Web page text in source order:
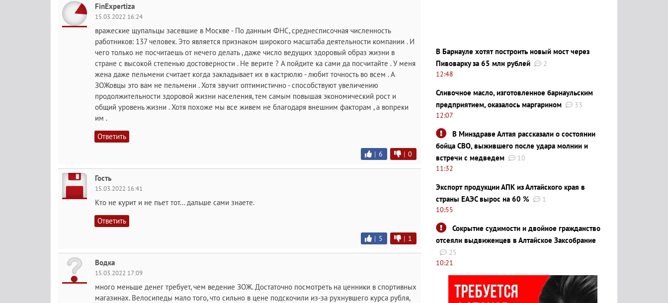
FinExpertiza
15.03.2022 16:24
вражеские щупальцы засевшие в Москве - По данным ФНС, среднесписочная численность
работников: 137 человек. Это является признаком широкого масштаба деятельности компании . И
чего только не посчитаешь от нечего делать , даже число ведущих здоровый образ жизни в
стране с высокой степенью достоверности . Не верите ? А пойдите ка сами да посчитайте . У меня
жена даже пельмени считает когда закладывает их в кастрюлю - любит точность во всем . А
ЗОЖовцы это вам не пельмени . Хотя звучит оптимистично - способствуют увеличению
продолжительности здоровой жизни населения, тем самым повышая экономический рост и
общий уровень жизни . Хотя похоже мы все живем не благодаря внешним факторам , а вопреки
им .
Ответить
| 6 | 0
Гость
15.03.2022 16:41
Кто не курит и не пьет тот... дальше сами знаете.
Ответить
| 5 | 1
Водка
15.03.2022 17:09
много меньше денег требует, чем ведение ЗОЖ. Достаточно посмотреть на ценники в спортивных
магазинах. Велосипеды мало того, что сильно в цене подскочили из-за рухнувшего курса рубля,
В Барнауле хотят построить новый мост через
Пивоварку за 65 млн рублей
2
12:48
Сливочное масло, изготовленное барнаульским
предприятием, оказалось маргарином
33
12:07
В Минздраве Алтая рассказали о состоянии
бойца СВО, выжившего после удара молнии и
встречи с медведем
10
11:32
Экспорт продукции АПК из Алтайского края в
страны ЕАЭС вырос на 60 %
1
10:55
Сокрытие судимости и двойное гражданство
отсеяли выдвиженцев в Алтайское Заксобрание
25
10:21